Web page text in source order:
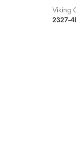
Viking
2327-